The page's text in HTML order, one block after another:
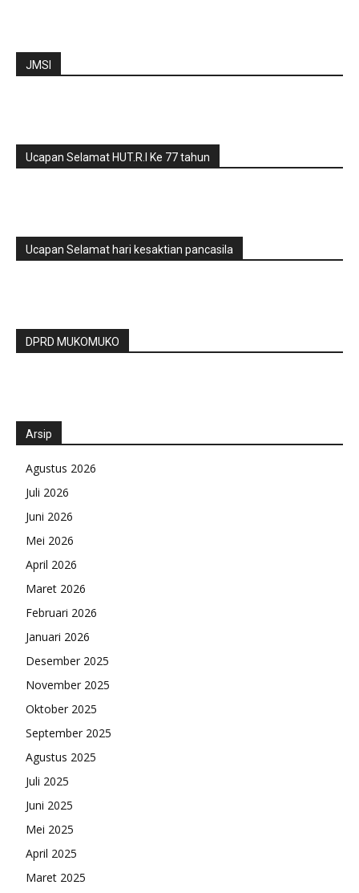
JMSI
Ucapan Selamat HUT.R.I Ke 77 tahun
Ucapan Selamat hari kesaktian pancasila
DPRD MUKOMUKO
Arsip
Agustus 2026
Juli 2026
Juni 2026
Mei 2026
April 2026
Maret 2026
Februari 2026
Januari 2026
Desember 2025
November 2025
Oktober 2025
September 2025
Agustus 2025
Juli 2025
Juni 2025
Mei 2025
April 2025
Maret 2025